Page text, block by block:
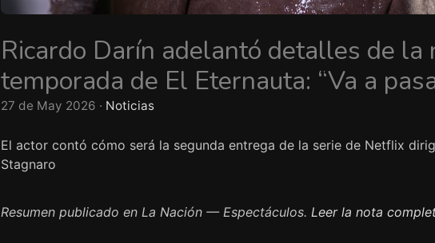
Ricardo Darín adelantó detalles de la
temporada de El Eternauta: “Va a
27 de May 2026 · Noticias
El actor contó cómo será la segunda entrega de la serie de Netflix
Stagnaro
Resumen publicado en La Nación — Espectáculos. Leer la nota